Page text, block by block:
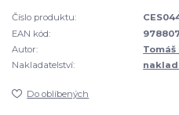
Číslo produktu:
EAN kód:
Autor:
Tomáš
Nakladatelství:
Do oblíbených